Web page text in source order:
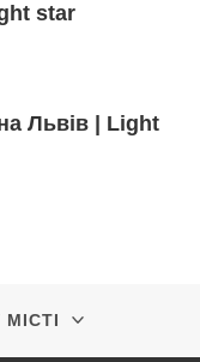
star
Львів | Light